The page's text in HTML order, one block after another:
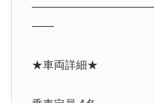
——
★車両詳細★